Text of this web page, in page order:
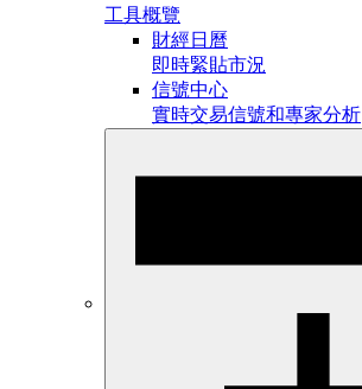
工具概覽
財經日曆
即時緊貼市況
信號中心
實時交易信號和專家分析